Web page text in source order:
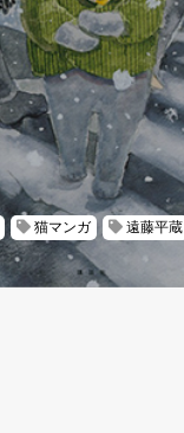
猫マンガ 遠藤平蔵